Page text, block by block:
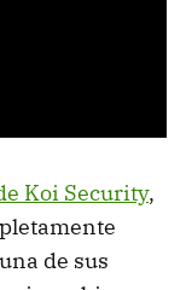
Koi Security,
de sus